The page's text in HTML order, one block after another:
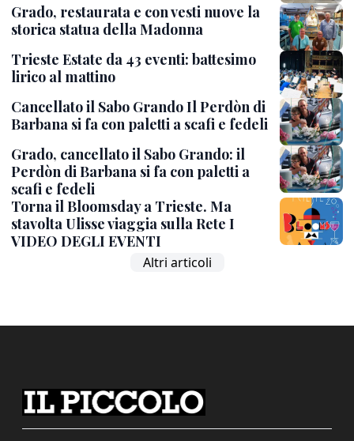
Grado, restaurata e con vesti nuove la
storica statua della Madonna
Trieste Estate da 43 eventi: battesimo
lirico al mattino
Cancellato il Sabo Grando Il Perdòn di
Barbana si fa con paletti a scafi e fedeli
Grado, cancellato il Sabo Grando: il
Perdòn di Barbana si fa con paletti a
scafi e fedeli
Torna il Bloomsday a Trieste. Ma
stavolta Ulisse viaggia sulla Rete I
VIDEO DEGLI EVENTI
Altri articoli